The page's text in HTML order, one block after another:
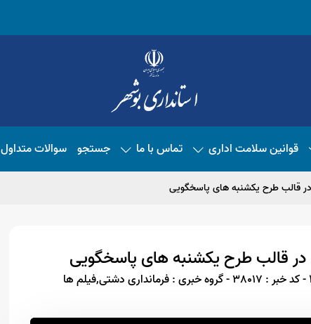
قوانین سلامت اداری تماس با ما جستجو سوالات متداول
قالب طرح یکشنبه های پاسخگویی
قالب طرح یکشنبه های پاسخگویی
- کد خبر : 38017 - گروه خبری : فرمانداری دشتی,فیلم ها